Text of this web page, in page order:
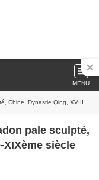
MENU
Qing, XVIIIème-XIXème siècle
pale sculpté,
XIXème siècle